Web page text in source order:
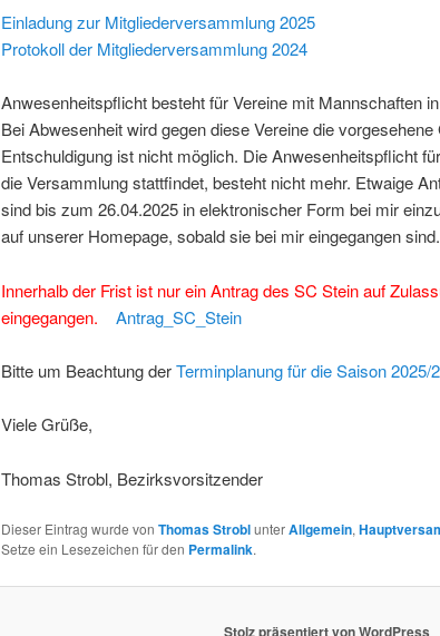
Einladung zur Mitgliederversammlung 2025
Protokoll der Mitgliederversammlung 2024
Anwesenheitspflicht besteht für Vereine mit Mannschaften
Bei Abwesenheit wird gegen diese Vereine die
Entschuldigung ist nicht möglich. Die Anwesenheitspflicht
die Versammlung stattfindet, besteht nicht mehr. Etwaige
sind bis zum 26.04.2025 in elektronischer Form bei mir
auf unserer Homepage, sobald sie bei mir eingegangen sind.
Innerhalb der Frist ist nur ein Antrag des SC Stein auf
eingegangen.
Antrag_SC_Stein
Bitte um Beachtung derTerminplanung für die Saison 2025/
Viele Grüße,
Thomas Strobl, Bezirksvorsitzender
Dieser Eintrag wurde von Thomas StroblunterAllgemein,
Setze ein Lesezeichen für den Permalink.
Stolz präsentiert von WordPress